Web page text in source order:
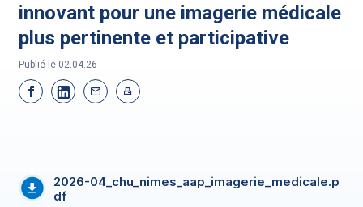
innovant pour une imagerie médicale
plus pertinente et participative
Publié le 02.04.26
2026-04_chu_nimes_aap_imagerie_medicale.p
df